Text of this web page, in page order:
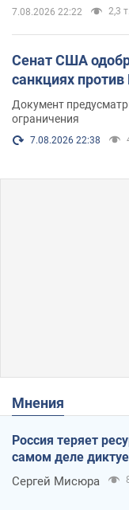
7.08.2026 22:22 2,3 т.
Сенат США
санкциях
Документ
ограничения
7.08.2026 22:38
Мнения
Россия теряет
самом деле
Сергей Мисюра